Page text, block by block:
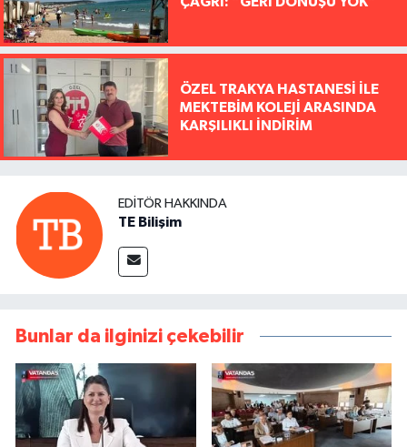
ÖZEL TRAKYA HASTANESİ İLE
MEKTEBİM KOLEJİ ARASINDA
KARŞILIKLI İNDİRİM
EDITÖR HAKKINDA
TE Bilişim
Bunlar da ilginizi çekebilir